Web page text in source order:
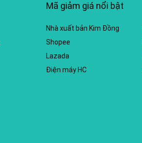
Mã giảm giá nổi bật
Nhà xuất bản Kim Đồng
Shopee
Lazada
Điện máy HC